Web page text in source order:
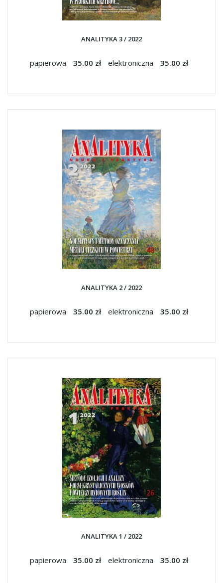
ANALITYKA 3 / 2022
papierowa 35.00 zł elektroniczna 35.00 zł
ANALITYKA 2 / 2022
papierowa 35.00 zł elektroniczna 35.00 zł
ANALITYKA 1 / 2022
papierowa 35.00 zł elektroniczna 35.00 zł